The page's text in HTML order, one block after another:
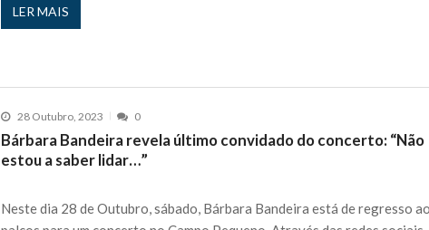
LER MAIS
28 Outubro, 2023 0
Bárbara Bandeira revela último convidado do concerto: “Não
estou a saber lidar…”
Neste dia 28 de Outubro, sábado, Bárbara Bandeira está de regresso